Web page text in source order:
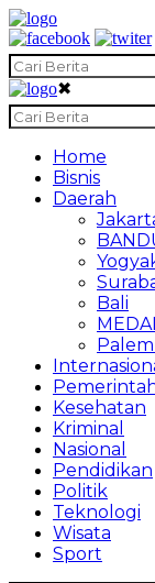
✖
Home
Bisnis
Daerah
Bali
Kesehatan
Kriminal
Nasional
Pendidikan
Politik
Teknologi
Wisata
Sport